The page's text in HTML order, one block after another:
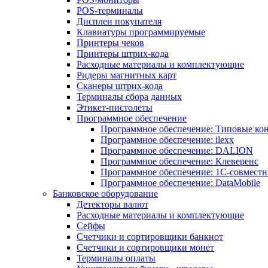
POS-терминалы
Дисплеи покупателя
Клавиатуры программируемые
Принтеры чеков
Принтеры штрих-кода
Расходные материалы и комплектующие
Ридеры магнитных карт
Сканеры штрих-кода
Терминалы сбора данных
Этикет-пистолеты
Программное обеспечение
Программное обеспечение: Типовые
Программное обеспечение: ilexx
Программное обеспечение: DALION
Программное обеспечение: Клеверенс
Программное обеспечение: 1С-
Программное обеспечение: DataMobile
Банковское оборудование
Детекторы валют
Расходные материалы и комплектующие
Сейфы
Счетчики и сортировщики банкнот
Счетчики и сортировщики монет
Терминалы оплаты